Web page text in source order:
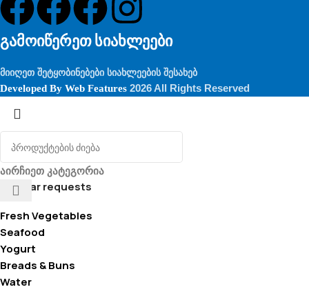
გამოიწერეთ სიახლეები
მიიღეთ შეტყობინებები სიახლეების შესახებ
Developed By Web Features 2026 All Rights Reserved
აირჩიეთ კატეგორია
Popular requests
Fresh Vegetables
Seafood
Yogurt
Breads & Buns
Water